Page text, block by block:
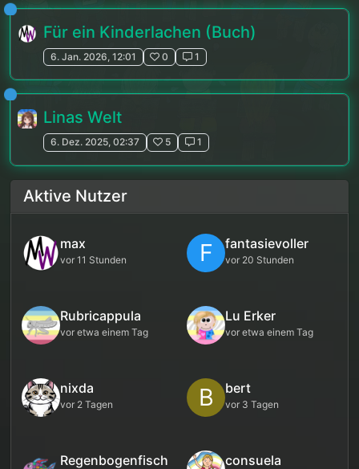
Für ein Kinderlachen (Buch)
6. Jan. 2026, 12:01 0 1
Linas Welt
6. Dez. 2025, 02:37 5 1
Aktive Nutzer
max
vor 11 Stunden F fantasievoller
vor 20 Stunden
Rubricappula
vor etwa einem Tag
Lu Erker
vor etwa einem Tag
nixda
vor 2 Tagen B bert
vor 3 Tagen
Regenbogenfisch consuela